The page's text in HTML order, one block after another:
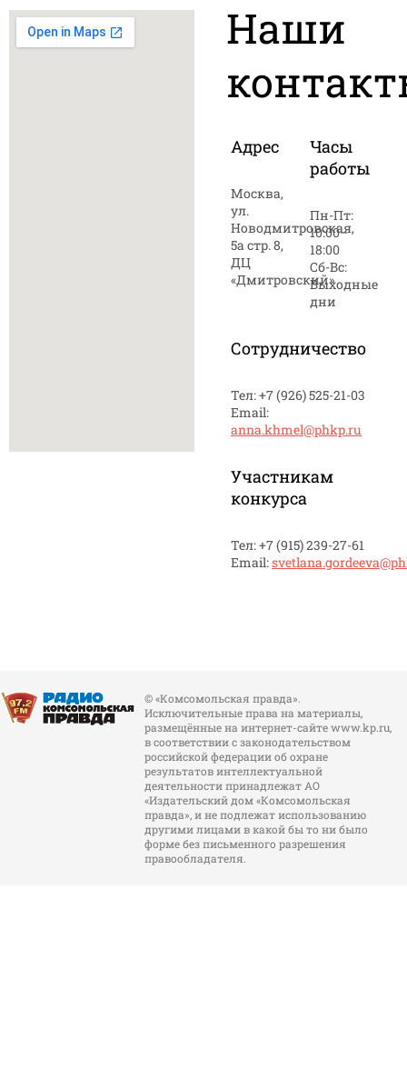
Наши
Адрес
Москва,
ул.
Новодмитровская,
5а стр. 8,
ДЦ
«Дмитровский»
Часы
работы
Пн-Пт:
10:00–
18:00
Сб-Вс:
Выходные
дни
Сотрудничество
Тел: +7 (926) 525-21-03
Email:
anna.khmel@phkp.ru
Участникам
конкурса
Тел: +7 (915) 239-27-61
Email:
© «Комсомольская правда».
Исключительные права на материалы,
размещённые на интернет-сайте www.kp.ru,
в соответствии с законодательством
российской федерации об охране
результатов интеллектуальной
деятельности принадлежат АО
«Издательский дом «Комсомольская
правда», и не подлежат использованию
другими лицами в какой бы то ни было
форме без письменного разрешения
правообладателя.